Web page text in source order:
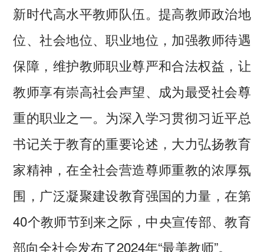
新时代高水平教师队伍。提高教师政治地
位、社会地位、职业地位，加强教师待遇
保障，维护教师职业尊严和合法权益，让
教师享有崇高社会声望、成为最受社会尊
重的职业之一。为深入学习贯彻习近平总
书记关于教育的重要论述，大力弘扬教育
家精神，在全社会营造尊师重教的浓厚氛
围，广泛凝聚建设教育强国的力量，在第
40个教师节到来之际，中央宣传部、教育
部向全社会发布了2024年“最美教师”。